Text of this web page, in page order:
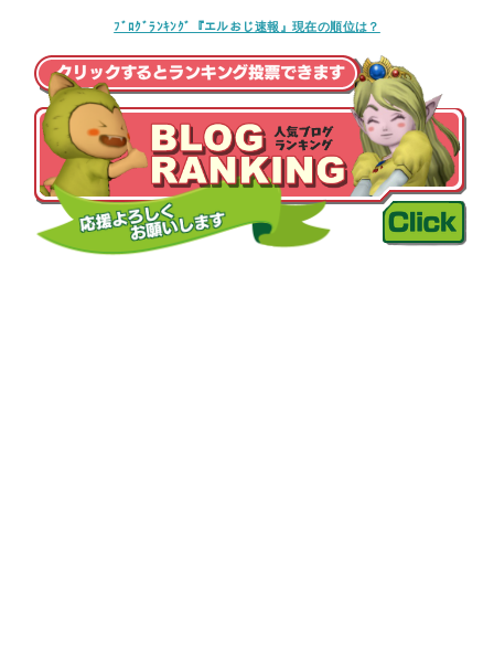
ﾌﾞﾛｸﾞﾗﾝｷﾝｸﾞ『エルおじ速報』現在の順位は？